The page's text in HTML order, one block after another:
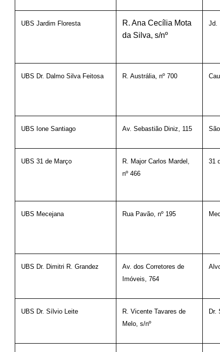
UBS Jardim Floresta
R. Ana Cecília Mota
da Silva, s/nº
Jd.
UBS Dr. Dalmo Silva Feitosa R. Austrália, nº 700
UBS Ione Santiago Av. Sebastião Diniz, 115
UBS 31 de Março
R. Major Carlos Mardel,
nº 466
31
UBS Mecejana Rua Pavão, nº 195
UBS Dr. Dimitri R. Grandez
Av. dos Corretores de
Imóveis, 764
UBS Dr. Sílvio Leite
R. Vicente Tavares de
Melo, s/nº
Dr.